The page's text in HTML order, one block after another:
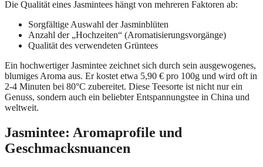
Die Qualität eines Jasmintees hängt von mehreren Faktoren ab:
Sorgfältige Auswahl der Jasminblüten
Anzahl der „Hochzeiten“ (Aromatisierungsvorgänge)
Qualität des verwendeten Grüntees
Ein hochwertiger Jasmintee zeichnet sich durch sein ausgewogenes,
blumiges Aroma aus. Er kostet etwa 5,90 € pro 100g und wird oft in
2-4 Minuten bei 80°C zubereitet. Diese Teesorte ist nicht nur ein
Genuss, sondern auch ein beliebter Entspannungstee in China und
weltweit.
Jasmintee: Aromaprofile und
Geschmacksnuancen